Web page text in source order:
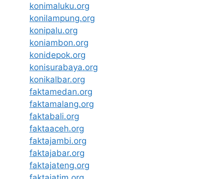
konimaluku.org
konilampung.org
konipalu.org
koniambon.org
konidepok.org
konisurabaya.org
konikalbar.org
faktamedan.org
faktamalang.org
faktabali.org
faktaaceh.org
faktajambi.org
faktajabar.org
faktajateng.org